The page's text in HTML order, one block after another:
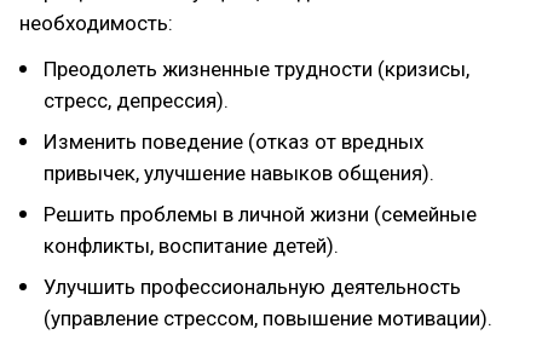
необходимость:
Преодолеть жизненные трудности (кризисы,
стресс, депрессия).
Изменить поведение (отказ от вредных
привычек, улучшение навыков общения).
Решить проблемы в личной жизни (семейные
конфликты, воспитание детей).
Улучшить профессиональную деятельность
(управление стрессом, повышение мотивации).